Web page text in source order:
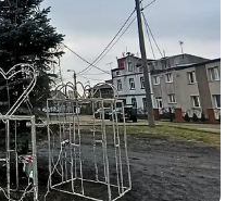
miał 20 kilometrów
elementem trasy łączącej
i Szczecinem.